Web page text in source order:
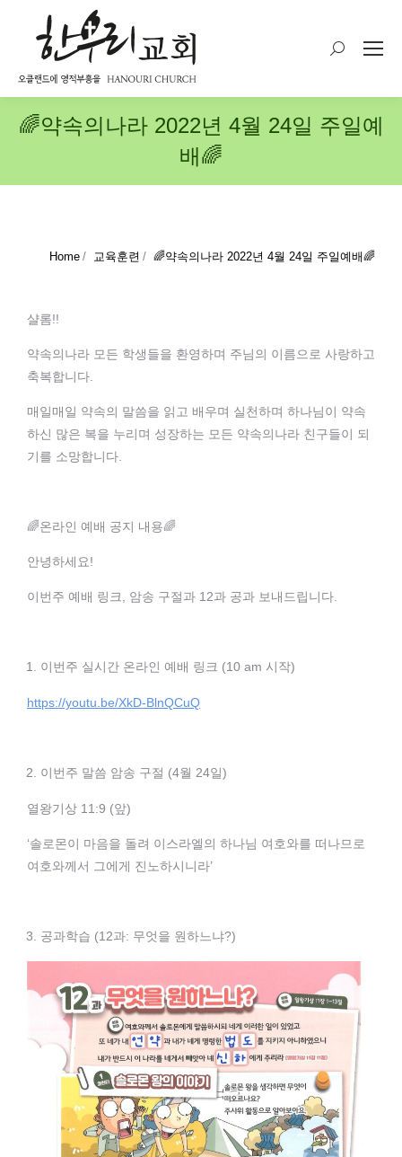
Search:
🌈약속의나라 2022년 4월 24일 주일예
배🌈
You are here:
Home 교육훈련 🌈약속의나라 2022년 4월 24일 주일예배🌈
샬롬!!
약속의나라 모든 학생들을 환영하며 주님의 이름으로 사랑하고
축복합니다.
매일매일 약속의 말씀을 읽고 배우며 실천하며 하나님이 약속
하신 많은 복을 누리며 성장하는 모든 약속의나라 친구들이 되
기를 소망합니다.
🌈온라인 예배 공지 내용🌈
안녕하세요!
이번주 예배 링크, 암송 구절과 12과 공과 보내드립니다.
이번주 실시간 온라인 예배 링크 (10 am 시작)
https://youtu.be/XkD-BlnQCuQ
이번주 말씀 암송 구절 (4월 24일)
열왕기상 11:9 (앞)
‘솔로몬이 마음을 돌려 이스라엘의 하나님 여호와를 떠나므로
여호와께서 그에게 진노하시니라’
공과학습 (12과: 무엇을 원하느냐?)